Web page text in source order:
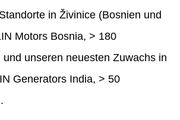
in Živinice (Bosnien und
Motors Bosnia, > 180
unseren neuesten Zuwachs in
Generators India, > 50